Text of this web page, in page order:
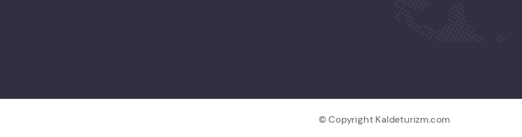
© Copyright Kaldeturizm.com